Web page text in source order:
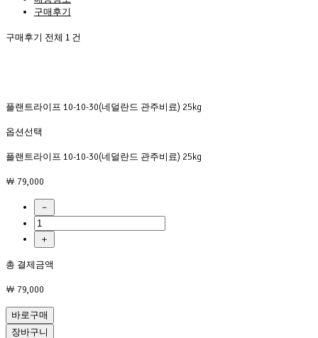
구매후기
구매후기 전체 1 건
플랜트라이프 10-10-30(네덜란드 관주비료) 25kg
옵션선택
플랜트라이프 10-10-30(네덜란드 관주비료) 25kg
￦ 79,000
－
＋
총 결제금액
￦ 79,000
바로구매
장바구니